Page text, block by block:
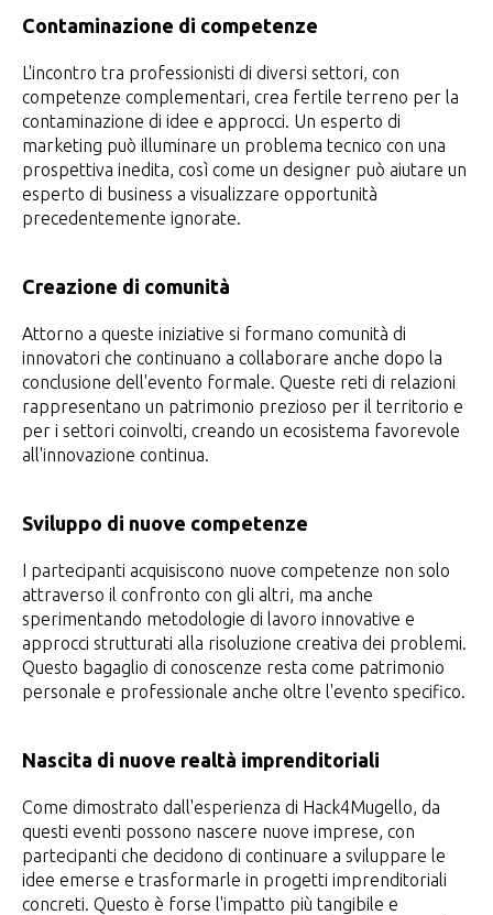
Contaminazione di competenze
L'incontro tra professionisti di diversi settori, con
competenze complementari, crea fertile terreno per la
contaminazione di idee e approcci. Un esperto di
marketing può illuminare un problema tecnico con una
prospettiva inedita, così come un designer può aiutare un
esperto di business a visualizzare opportunità
precedentemente ignorate.
Creazione di comunità
Attorno a queste iniziative si formano comunità di
innovatori che continuano a collaborare anche dopo la
conclusione dell'evento formale. Queste reti di relazioni
rappresentano un patrimonio prezioso per il territorio e
per i settori coinvolti, creando un ecosistema favorevole
all'innovazione continua.
Sviluppo di nuove competenze
I partecipanti acquisiscono nuove competenze non solo
attraverso il confronto con gli altri, ma anche
sperimentando metodologie di lavoro innovative e
approcci strutturati alla risoluzione creativa dei problemi.
Questo bagaglio di conoscenze resta come patrimonio
personale e professionale anche oltre l'evento specifico.
Nascita di nuove realtà imprenditoriali
Come dimostrato dall'esperienza di Hack4Mugello, da
questi eventi possono nascere nuove imprese, con
partecipanti che decidono di continuare a sviluppare le
idee emerse e trasformarle in progetti imprenditoriali
concreti. Questo è forse l'impatto più tangibile e